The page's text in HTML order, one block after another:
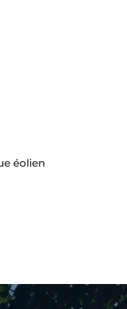
éolien